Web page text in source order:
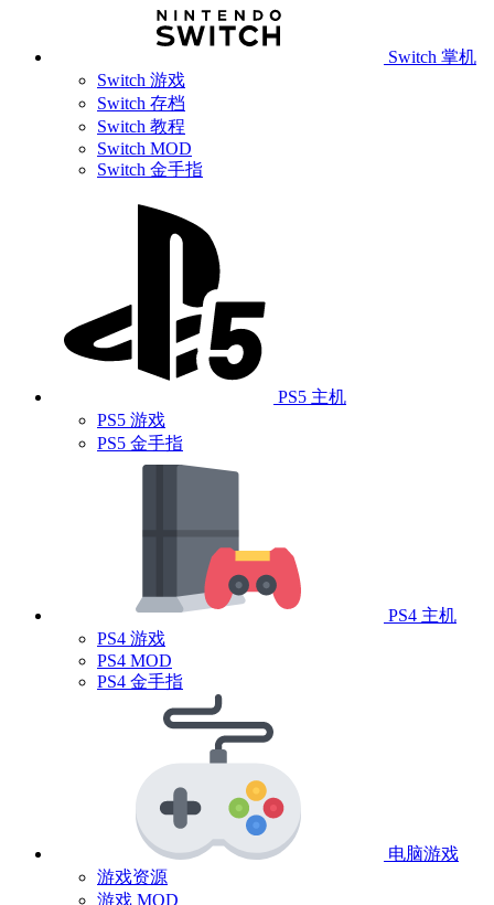
Switch 掌机
Switch 游戏
Switch 存档
Switch 教程
Switch MOD
Switch 金手指
PS5 主机
PS5 游戏
PS5 金手指
PS4 主机
PS4 游戏
PS4 MOD
PS4 金手指
电脑游戏
游戏资源
游戏 MOD